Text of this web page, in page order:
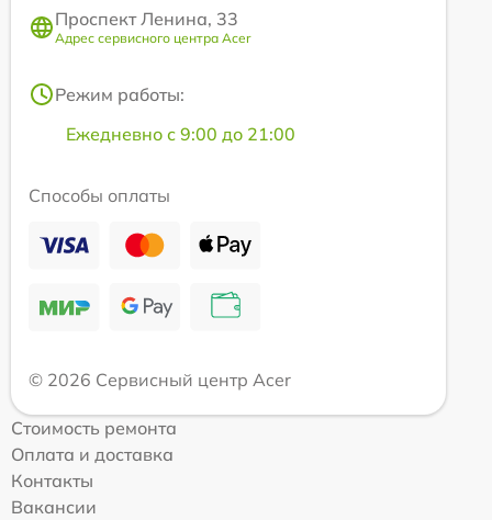
Проспект Ленина, 33
Адрес сервисного центра Acer
Режим работы:
Ежедневно с 9:00 до 21:00
Способы оплаты
© 2026 Сервисный центр Acer
Стоимость ремонта
Оплата и доставка
Контакты
Вакансии